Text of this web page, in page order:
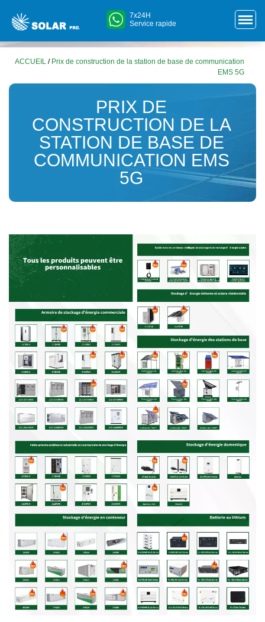
7x24H
Service rapide
ACCUEIL / Prix de construction de la station de base de communication
EMS 5G
PRIX DE
CONSTRUCTION DE LA
STATION DE BASE DE
COMMUNICATION EMS
5G